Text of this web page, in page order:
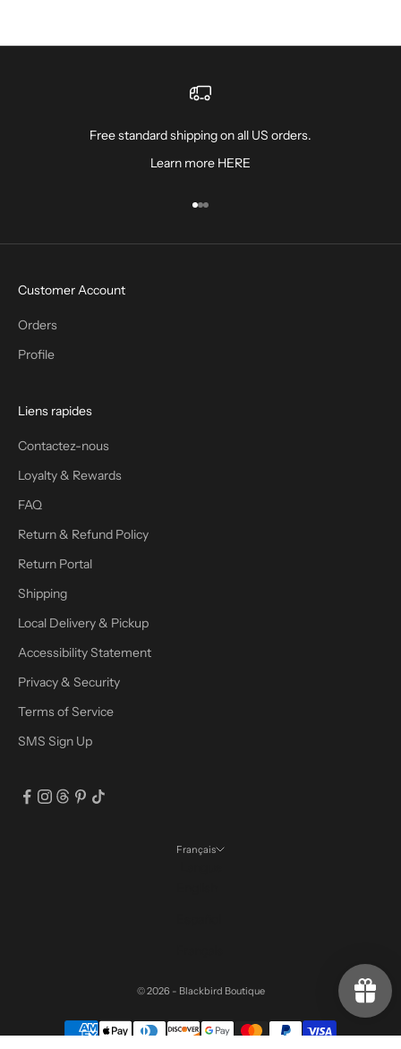
Free standard shipping on all US orders.
Learn more HERE
Aller à l'élément 1
Aller à l'élément 2
Aller à l'élément 3
Customer Account
Orders
Profile
Liens rapides
Contactez-nous
Loyalty & Rewards
FAQ
Return & Refund Policy
Return Portal
Shipping
Local Delivery & Pickup
Accessibility Statement
Privacy & Security
Terms of Service
SMS Sign Up
Français
© 2026 - Blackbird Boutique